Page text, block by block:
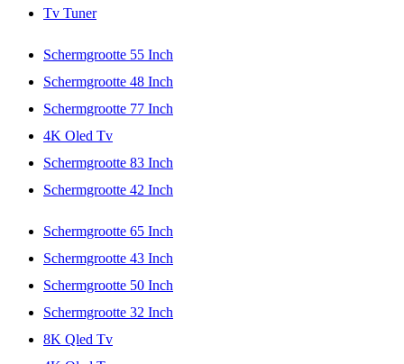
Tv Tuner
Schermgrootte 55 Inch
Schermgrootte 48 Inch
Schermgrootte 77 Inch
4K Oled Tv
Schermgrootte 83 Inch
Schermgrootte 42 Inch
Schermgrootte 65 Inch
Schermgrootte 43 Inch
Schermgrootte 50 Inch
Schermgrootte 32 Inch
8K Qled Tv